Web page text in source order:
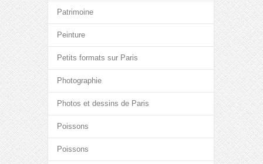
Patrimoine
Peinture
Petits formats sur Paris
Photographie
Photos et dessins de Paris
Poissons
Poissons